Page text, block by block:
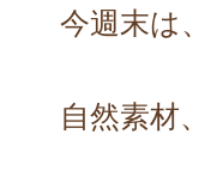
今週末は
自然素材